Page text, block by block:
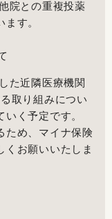
院との重複投薬
す。
た近隣医療機関
取り組みについ
く予定です。
ため、マイナ保険
くお願いいたしま